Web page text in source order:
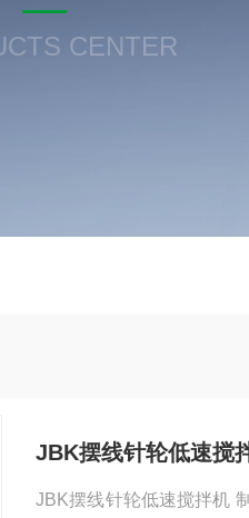
CENTER
JBK摆线针轮低速搅
JBK摆线针轮低速搅拌机